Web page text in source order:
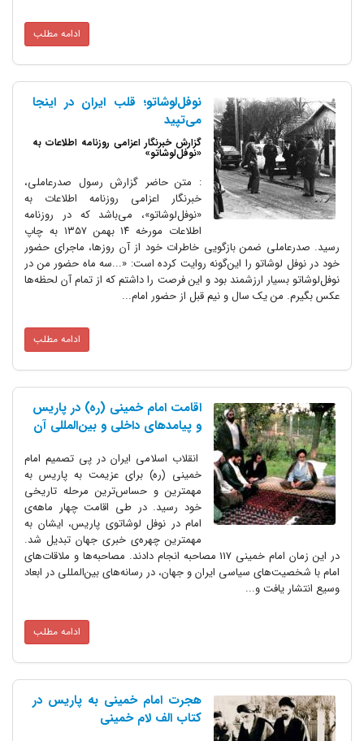
ادامه مطلب
نوفل‌لوشاتو؛ قلب ایران در اینجا
می‌تپید
گزارش خبرنگار اعزامی روزنامه اطلاعات به
«نوفل‌لوشاتو»
: متن حاضر گزارش رسول صدرعاملی،
خبرنگار اعزامی روزنامه اطلاعات به
«نوفل‌لوشاتو»، می‌باشد که در روزنامه
اطلاعات مورخه ۱۴ بهمن ۱۳۵۷ به چاپ
رسید. صدرعاملی ضمن بازگویی خاطرات خود از آن روزها، ماجرای حضور
خود در نوفل لوشاتو را این‌گونه روایت کرده است: «...سه ماه حضور من در
نوفل‌لوشاتو بسیار ارزشمند بود و این فرصت را داشتم که از تمام آن لحظه‌ها
عکس بگیرم. من یک سال و نیم قبل از حضور امام...
ادامه مطلب
اقامت امام خمینی (ره) در پاریس
و پیامدهای داخلی و بین‌المللی آن
انقلاب اسلامی ایران در پی تصمیم امام
خمینی (ره) برای عزیمت به پاریس به
مهمترین و حساس‌ترین مرحله تاریخی
خود رسید. در طی اقامت چهار ماهه‌ی
امام در نوفل لوشاتوی پاریس، ایشان به
مهمترین چهره‌ی خبری جهان تبدیل شد.
در این زمان امام خمینی 117 مصاحبه انجام دادند. مصاحبه‌ها و ملاقات‌های
امام با شخصیت‌های سیاسی ایران و جهان، در رسانه‌های بین‌المللی در ابعاد
وسیع انتشار یافت و...
ادامه مطلب
هجرت امام خمینی به پاریس در
کتاب الف لام خمینی